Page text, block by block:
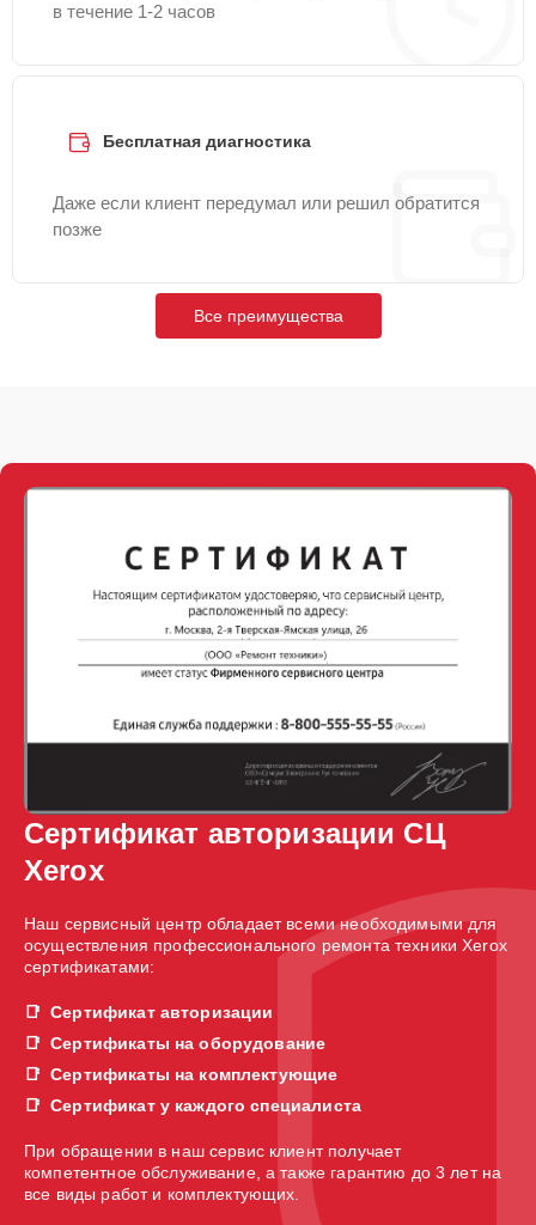
в течение 1-2 часов
Бесплатная диагностика
Даже если клиент передумал или решил обратится
позже
Все преимущества
Сертификат авторизации СЦ
Xerox
Наш сервисный центр обладает всеми необходимыми для
осуществления профессионального ремонта техники Xerox
сертификатами:
Сертификат авторизации
Сертификаты на оборудование
Сертификаты на комплектующие
Сертификат у каждого специалиста
При обращении в наш сервис клиент получает
компетентное обслуживание, а также гарантию до 3 лет на
все виды работ и комплектующих.